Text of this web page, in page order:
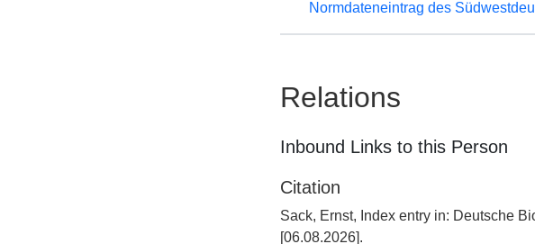
Normdateneintrag des
Relations
Inbound Links to this Person
Citation
Sack, Ernst, Index entry in: Deutsche
[06.08.2026].